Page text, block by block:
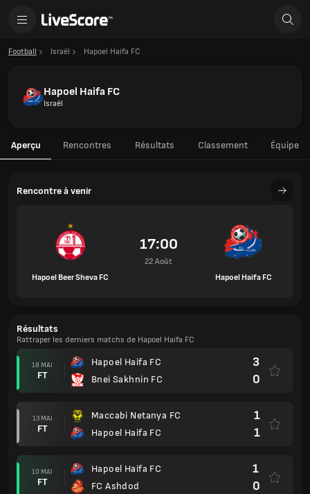
Football Israël Hapoel Haifa FC
Hapoel Haifa FC
Israël
Aperçu Rencontres Résultats Classement Équipe
Rencontre à venir
Hapoel Beer Sheva FC
17:00
22 Août
Hapoel Haifa FC
Résultats
Rattraper les derniers matchs de Hapoel Haifa FC
18 MAI
FT
Hapoel Haifa FC
Bnei Sakhnin FC
3
0
13 MAI
FT
Maccabi Netanya FC
Hapoel Haifa FC
1
1
10 MAI
FT
Hapoel Haifa FC
FC Ashdod
1
0